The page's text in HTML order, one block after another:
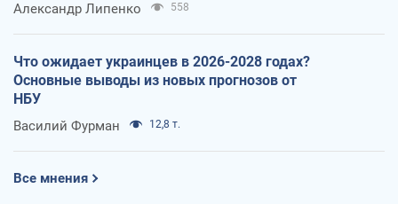
Александр Липенко 558
Что ожидает украинцев в 2026-2028 годах?
Основные выводы из новых прогнозов от
НБУ
Василий Фурман 12,8 т.
Все мнения